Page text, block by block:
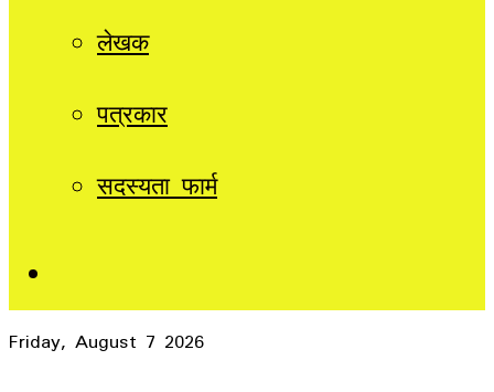
लेखक
पत्रकार
सदस्यता फार्म
Friday, August 7 2026